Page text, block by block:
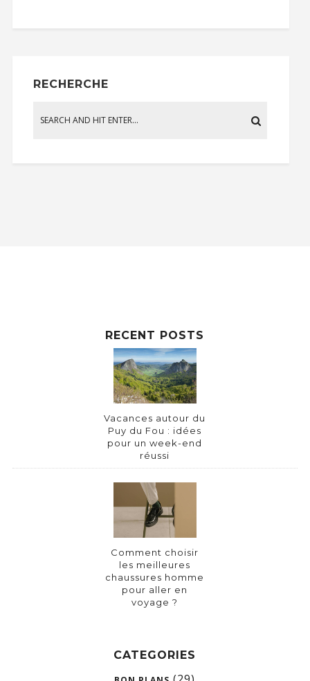
RECHERCHE
RECENT POSTS
Vacances autour du
Puy du Fou : idées
pour un week-end
réussi
Comment choisir
les meilleures
chaussures homme
pour aller en
voyage ?
CATEGORIES